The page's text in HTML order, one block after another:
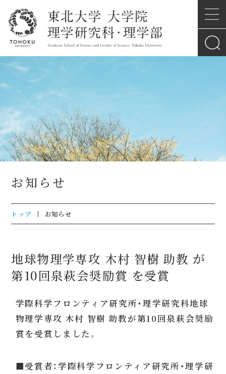
お知らせ
トップ お知らせ
地球物理学専攻 木村 智樹 助教 が
第10回泉萩会奨励賞 を受賞
学際科学フロンティア研究所・理学研究科地球
物理学専攻 木村 智樹 助教が第10回泉萩会奨励
賞を受賞しました。
■受賞者：学際科学フロンティア研究所・理学研